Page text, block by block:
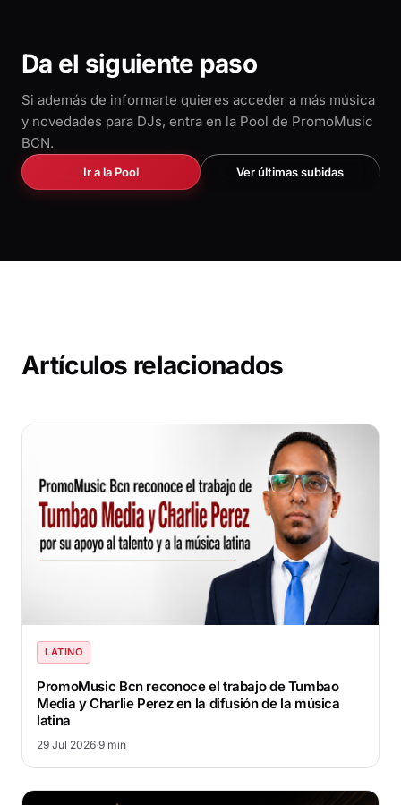
Da el siguiente paso
Si además de informarte quieres acceder a más música
y novedades para DJs, entra en la Pool de PromoMusic
BCN.
Ir a la Pool Ver últimas subidas
Artículos relacionados
LATINO
PromoMusic Bcn reconoce el trabajo de Tumbao
Media y Charlie Perez en la difusión de la música
latina
29 Jul 2026·9 min